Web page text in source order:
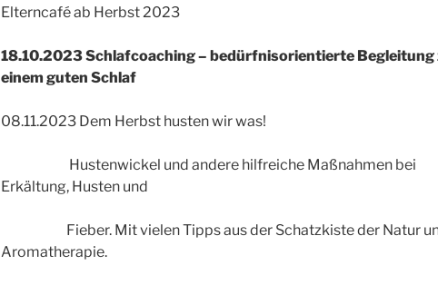
Elterncafé ab Herbst 2023
18.10.2023 Schlafcoaching – bedürfnisorientierte Begleitung
einem guten Schlaf
08.11.2023 Dem Herbst husten wir was!
Hustenwickel und andere hilfreiche Maßnahmen bei
Erkältung, Husten und
Fieber. Mit vielen Tipps aus der Schatzkiste der Natur
Aromatherapie.